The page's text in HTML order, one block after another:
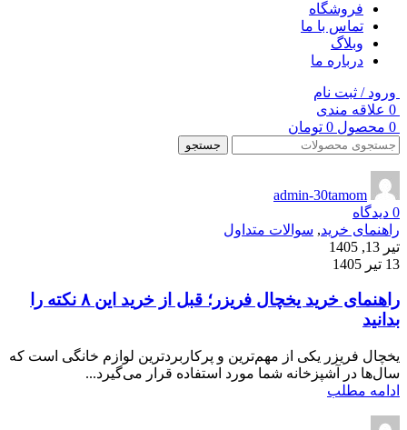
فروشگاه
تماس با ما
وبلاگ
درباره ما
ورود / ثبت نام
0 علاقه مندی
0 محصول 0 تومان
جستجو
admin-30tamom
0 دیدگاه
راهنمای خرید, سوالات متداول
تیر 13, 1405
13 تیر 1405
راهنمای خرید یخچال فریزر؛ قبل از خرید این ۸ نکته را
بدانید
یخچال فریزر یکی از مهم‌ترین و پرکاربردترین لوازم خانگی است که
سال‌ها در آشپزخانه شما مورد استفاده قرار می‌گیرد...
ادامه مطلب